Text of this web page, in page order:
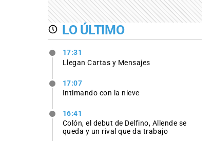
LO ÚLTIMO
17:31
Llegan Cartas y Mensajes
17:07
Intimando con la nieve
16:41
Colón, el debut de Delfino, Allende se
queda y un rival que da trabajo